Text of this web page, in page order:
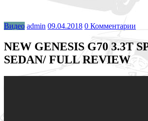
Видео admin 09.04.2018 0 Комментарии
NEW GENESIS G70 3.3T
SEDAN/ FULL REVIEW